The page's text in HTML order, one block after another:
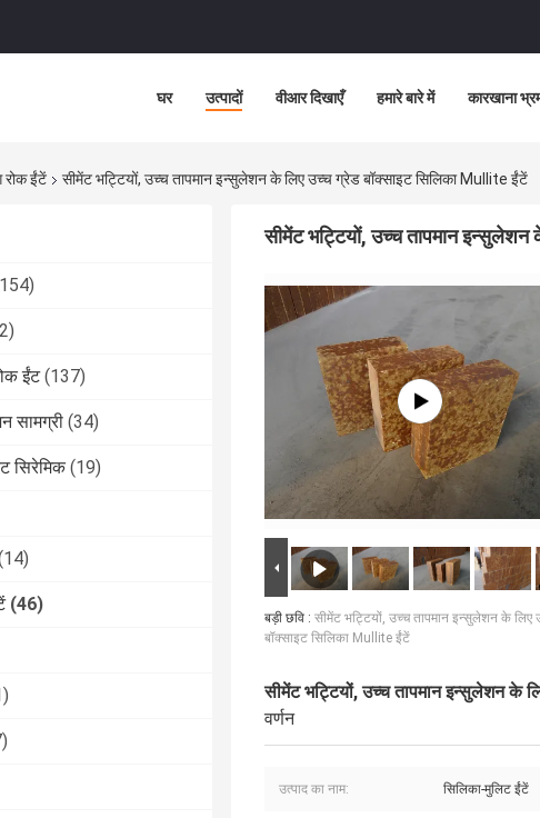
घर उत्पादों वीआर दिखाएँ हमारे बारे में कारखाना
रोक ईंटें सीमेंट भट्टियों, उच्च तापमान इन्सुलेशन के लिए उच्च ग्रेड बॉक्साइट सिलिका Mullite ईंटें
ईंट (137)
सामग्री (34)
सिरेमिक (19)
(46)
सीमेंट भट्टियों, उच्च तापमान
बड़ी छवि : सीमेंट भट्टियों, उच्च तापमान इन्सुलेशन के लिए
बॉक्साइट सिलिका Mullite ईंटें
सीमेंट भट्टियों, उच्च तापमान इन्सुलेशन के
वर्णन
उत्पाद का नाम: सिलिका-मुलिट ईंटें